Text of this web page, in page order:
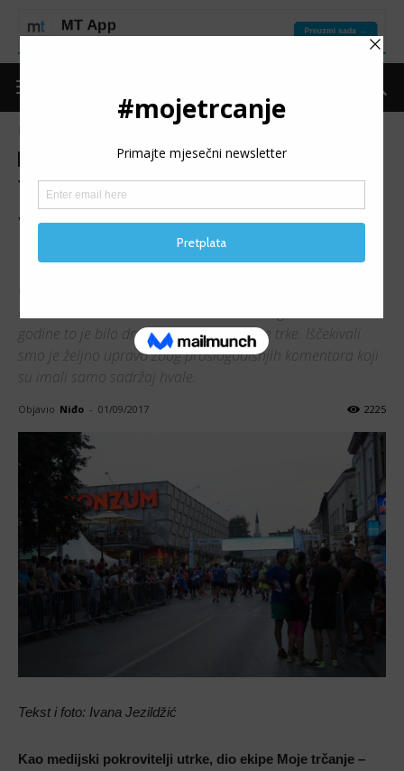
Reportaže
Travnik noćna utrka: Mnogo
više od trčanja samo 5
kilometara
utrka u Travniku održala se 26. 08. 2017. godine. Ove
godine to je bilo drugo izdanje navedene trke. Iščekivali
smo je željno upravo zbog prošlogodišnjih komentara koji
su imali samo sadržaj hvale.
Objavio Niđo - 01/09/2017 2225
Tekst i foto: Ivana Jezildžić
Kao medijski pokrovitelji utrke, dio ekipe Moje trčanje –